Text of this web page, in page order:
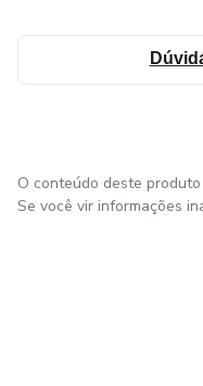
O conteúdo deste
Se você vir informações